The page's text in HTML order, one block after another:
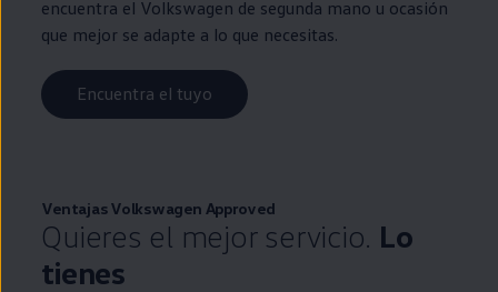
encuentra el Volkswagen de segunda mano u ocasión
que mejor se adapte a lo que necesitas.
Encuentra el tuyo
Ventajas Volkswagen Approved
Quieres el mejor servicio. Lo
tienes